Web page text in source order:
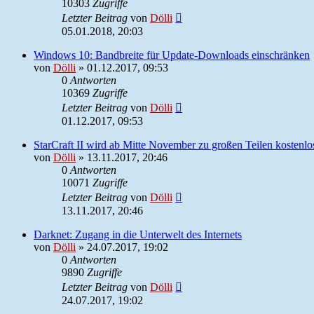
10303 Zugriffe
Letzter Beitrag von Dölli
05.01.2018, 20:03
Windows 10: Bandbreite für Update-Downloads einschränken
von Dölli » 01.12.2017, 09:53
0 Antworten
10369 Zugriffe
Letzter Beitrag von Dölli
01.12.2017, 09:53
StarCraft II wird ab Mitte November zu großen Teilen
von Dölli » 13.11.2017, 20:46
0 Antworten
10071 Zugriffe
Letzter Beitrag von Dölli
13.11.2017, 20:46
Darknet: Zugang in die Unterwelt des Internets
von Dölli » 24.07.2017, 19:02
0 Antworten
9890 Zugriffe
Letzter Beitrag von Dölli
24.07.2017, 19:02